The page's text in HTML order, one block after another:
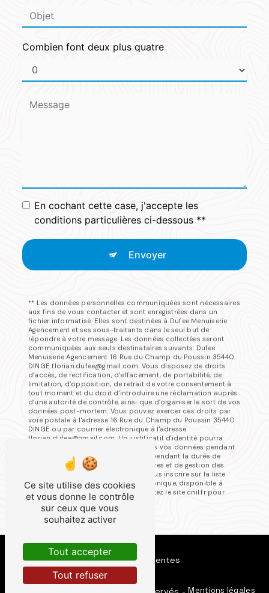
Combien font deux plus quatre
En cochant cette case, j'accepte les
conditions particulières ci-dessous **
Envoyer
** Les données personnelles communiquées sont nécessaires
aux fins de vous contacter et sont enregistrées dans un
fichier informatisé. Elles sont destinées à Dufee Menuiserie
Agencement et ses sous-traitants dans le seul but de
répondre à votre message. Les données collectées seront
communiquées aux seuls destinataires suivants: Dufee
Menuiserie Agencement 16 Rue du Champ du Poussin 35440
DINGE florian.dufee@gmail.com. Vous disposez de droits
d’accès, de rectification, d’effacement, de portabilité, de
limitation, d’opposition, de retrait de votre consentement à
tout moment et du droit d’introduire une réclamation auprès
d’une autorité de contrôle, ainsi que d’organiser le sort de vos
données post-mortem. Vous pouvez exercer ces droits par
voie postale à l'adresse 16 Rue du Champ du Poussin 35440
DINGE ou par courrier électronique à l'adresse
florian.dufee@gmail.com. Un justificatif d'identité pourra
vous être demandé. Nous conservons vos données pendant
la période de prise de contact puis pendant la durée de
prescription légale aux fins probatoires et de gestion des
contentieux. Vous avez le droit de vous inscrire sur la liste
d'opposition au démarchage téléphonique, disponible à
cette adresse:
Bloctel.gouv.fr. Consultez le site cnil.fr pour
plus d’informations sur vos droits.
Recherches fréquentes
Mentions légales
Ce site utilise des cookies
et vous donne le contrôle
sur ceux que vous
souhaitez activer
Tout accepter
Tout refuser